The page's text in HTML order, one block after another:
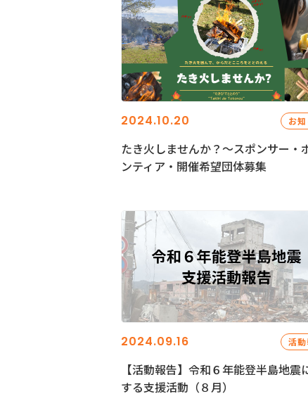
2024.10.20 お
たき火しませんか？～スポンサー・
ンティア・開催希望団体募集
2024.09.16 活
【活動報告】令和６年能登半島地震
する支援活動（８月）